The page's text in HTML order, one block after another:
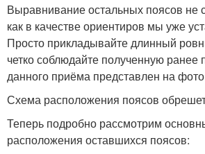
Выравнивание остальных поясов не
как в качестве ориентиров мы уже
Просто прикладывайте длинный
четко соблюдайте полученную ранее
данного приёма представлен на
Схема расположения поясов
Теперь подробно рассмотрим
расположения оставшихся поясов: